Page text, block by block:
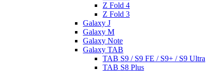
Z Fold 4
Z Fold 3
Galaxy J
Galaxy M
Galaxy Note
Galaxy TAB
TAB S9 / S9 FE / S9+ / S9 Ultra
TAB S8 Plus